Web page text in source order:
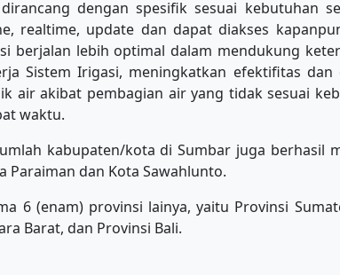
dengan spesifik sesuai kebutuhan
realtime, update dan dapat diakses
berjalan lebih optimal dalam mendukung
Sistem Irigasi, meningkatkan efektifitas
air akibat pembagian air yang tidak sesuai
waktu.
kabupaten/kota di Sumbar juga
Paraiman dan Kota Sawahlunto.
6 (enam) provinsi lainya, yaitu Provinsi
Barat, dan Provinsi Bali.